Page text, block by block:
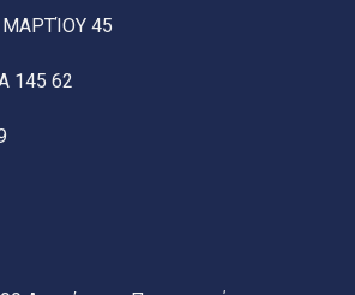
45
145 62